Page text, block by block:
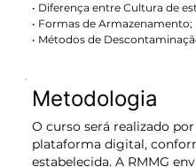
• Diferença entre Cultura de
• Formas de Armazenamento;
• Métodos de
Metodologia
O curso será realizado
plataforma digital,
estabelecida. A RMMG